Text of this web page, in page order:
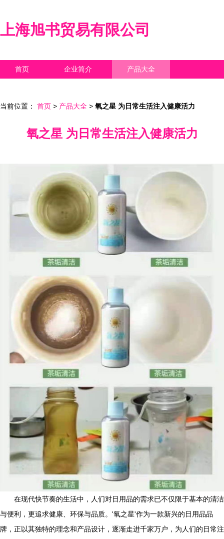
上海旭书贸易有限公司
首页 企业简介 产品大全
当前位置： 首页 > 产品大全 > 氧之星 为日常生活注入健康活力
氧之星 为日常生活注入健康活力
在现代快节奏的生活中，人们对日用品的需求已不仅限于基本的清洁
与便利，更追求健康、环保与品质。'氧之星'作为一款新兴的日用品品
牌，正以其独特的理念和产品设计，逐渐走进千家万户，为人们的日常注